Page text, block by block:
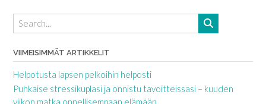
VIIMEISIMMÄT ARTIKKELIT
Helpotusta lapsen pelkoihin helposti
Puhkaise stressikuplasi ja onnistu tavoitteissasi – kuuden
viikon matka onnellisempaan elämään